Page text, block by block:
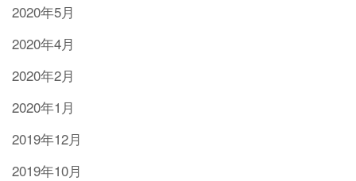
2020年5月
2020年4月
2020年2月
2020年1月
2019年12月
2019年10月